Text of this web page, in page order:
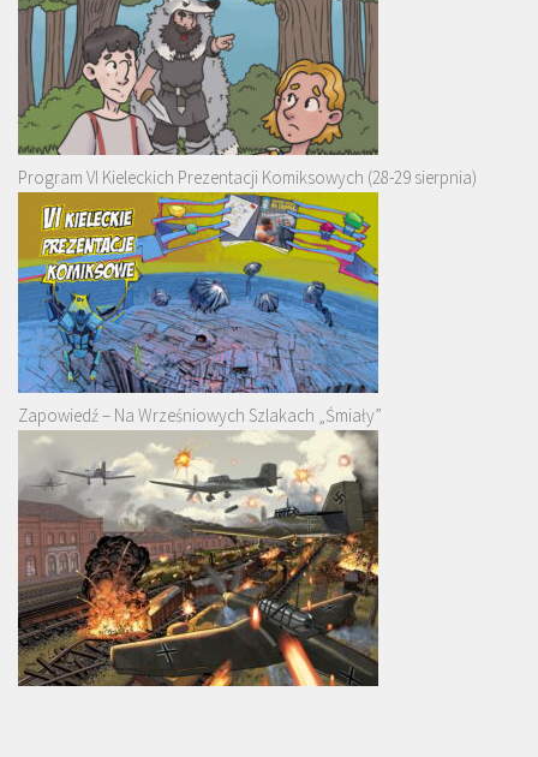
Program VI Kieleckich Prezentacji Komiksowych (28-29 sierpnia)
Zapowiedź – Na Wrześniowych Szlakach „Śmiały”